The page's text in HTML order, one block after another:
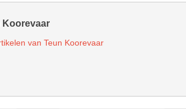
Koorevaar
van Teun Koorevaar